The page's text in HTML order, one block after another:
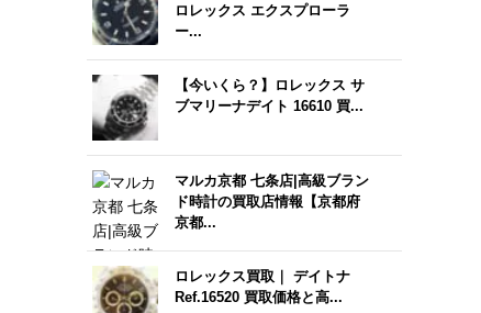
ロレックス エクスプローラ
ー...
【今いくら？】ロレックス サ
ブマリーナデイト 16610 買...
マルカ京都 七条店|高級ブラン
ド時計の買取店情報【京都府
京都...
ロレックス買取｜ デイトナ
Ref.16520 買取価格と高...